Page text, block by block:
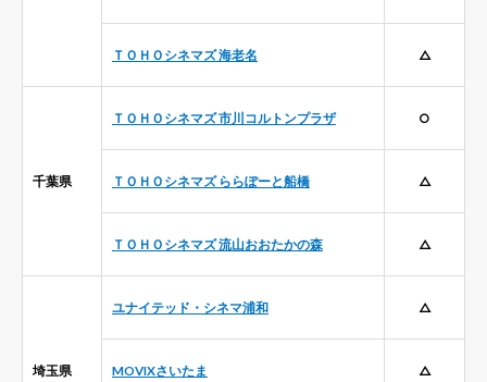
ＴＯＨＯシネマズ 海老名 △
千葉県
ＴＯＨＯシネマズ 市川コルトンプラザ ○
ＴＯＨＯシネマズ ららぽーと船橋 △
ＴＯＨＯシネマズ 流山おおたかの森 △
埼玉県
ユナイテッド・シネマ浦和 △
MOVIXさいたま △